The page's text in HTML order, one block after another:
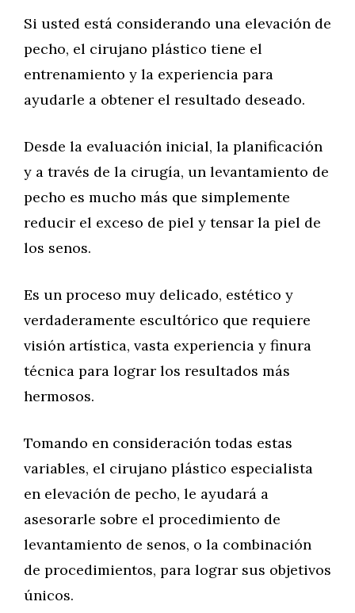
Si usted está considerando una elevación de
pecho, el cirujano plástico tiene el
entrenamiento y la experiencia para
ayudarle a obtener el resultado deseado.
Desde la evaluación inicial, la planificación
y a través de la cirugía, un levantamiento de
pecho es mucho más que simplemente
reducir el exceso de piel y tensar la piel de
los senos.
Es un proceso muy delicado, estético y
verdaderamente escultórico que requiere
visión artística, vasta experiencia y finura
técnica para lograr los resultados más
hermosos.
Tomando en consideración todas estas
variables, el cirujano plástico especialista
en elevación de pecho, le ayudará a
asesorarle sobre el procedimiento de
levantamiento de senos, o la combinación
de procedimientos, para lograr sus objetivos
únicos.